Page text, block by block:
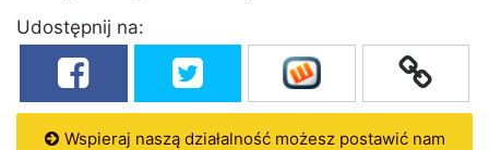
Udostępnij na:
Wspieraj naszą działalność możesz postawić nam